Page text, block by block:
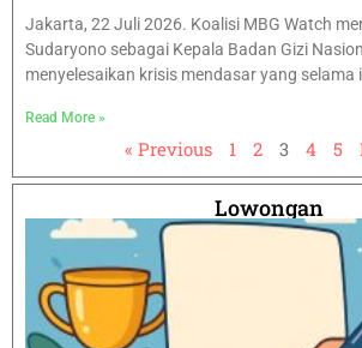
Jakarta, 22 Juli 2026. Koalisi MBG Watch
Sudaryono sebagai Kepala Badan Gizi
menyelesaikan krisis mendasar yang selama
Read More »
« Previous 1 2 3 4 5
Lowongan